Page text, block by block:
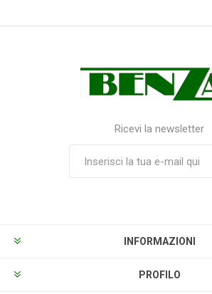
Ricevi la newsletter
INFORMAZIONI
PROFILO